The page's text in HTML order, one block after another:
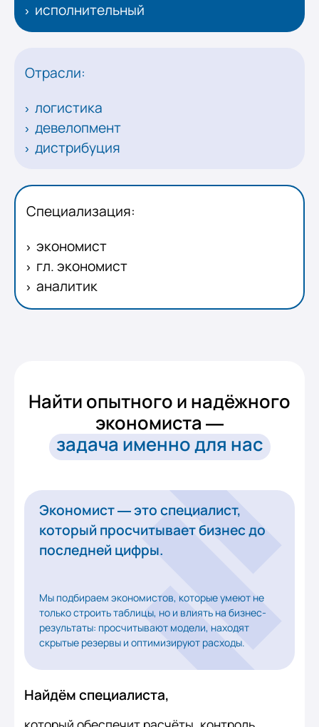
исполнительный
Отрасли:
логистика
девелопмент
дистрибуция
Специализация:
экономист
гл. экономист
аналитик
Найти опытного и надёжного
экономиста —
задача именно для нас
Экономист — это специалист,
который просчитывает бизнес до
последней цифры.
Мы подбираем экономистов, которые умеют не
только строить таблицы, но и влиять на бизнес-
результаты: просчитывают модели, находят
скрытые резервы и оптимизируют расходы.
Найдём специалиста,